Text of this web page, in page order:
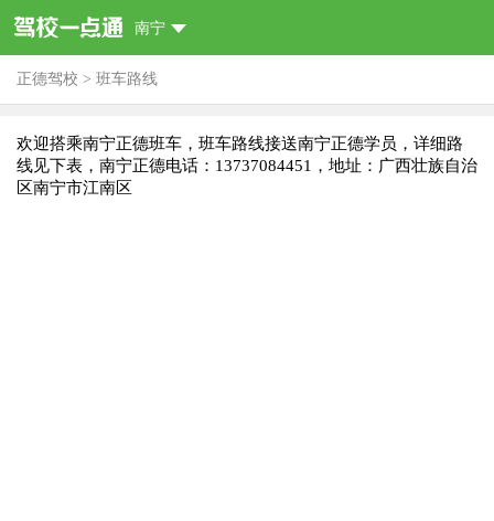
南宁
正德驾校 > 班车路线
欢迎搭乘南宁正德班车，班车路线接送南宁正德学员，详细路
线见下表，南宁正德电话：13737084451，地址：广西壮族自治
区南宁市江南区